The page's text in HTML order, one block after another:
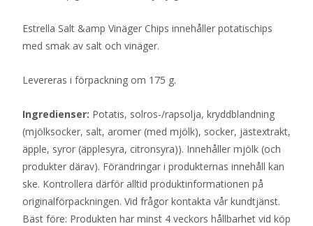
Estrella Salt &amp Vinäger Chips innehåller potatischips
med smak av salt och vinäger.
Levereras i förpackning om 175 g.
Ingredienser: Potatis, solros-/rapsolja, kryddblandning
(mjölksocker, salt, aromer (med mjölk), socker, jästextrakt,
äpple, syror (äpplesyra, citronsyra)). Innehåller mjölk (och
produkter därav). Förändringar i produkternas innehåll kan
ske. Kontrollera därför alltid produktinformationen på
originalförpackningen. Vid frågor kontakta vår kundtjänst.
Bäst före: Produkten har minst 4 veckors hållbarhet vid köp